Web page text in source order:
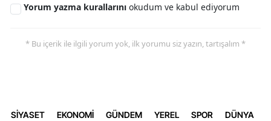
Yorum yazma kurallarını okudum ve kabul ediyorum
* Bu içerik ile ilgili yorum yok, ilk yorumu siz yazın, tartışalım *
SİYASET EKONOMİ GÜNDEM YEREL SPOR DÜNYA